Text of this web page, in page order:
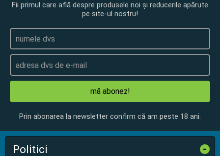
Fii primul care află despre produsele noi și reducerile apărute
pe site-ul nostru!
mă abonez!
Prin abonarea la newsletter confirm că am peste 18 ani.
Politici -